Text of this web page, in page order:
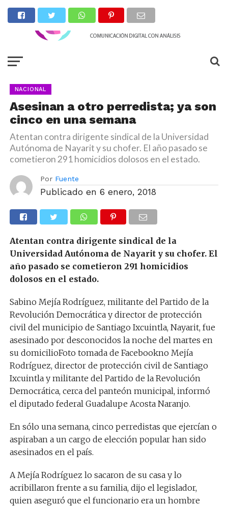
NACIONAL
Asesinan a otro perredista; ya son
cinco en una semana
Atentan contra dirigente sindical de la Universidad
Autónoma de Nayarit y su chofer. El año pasado se
cometieron 291 homicidios dolosos en el estado.
Por Fuente
Publicado en 6 enero, 2018
Atentan contra dirigente sindical de la
Universidad Autónoma de Nayarit y su chofer. El
año pasado se cometieron 291 homicidios
dolosos en el estado.
Sabino Mejía Rodríguez, militante del Partido de la
Revolución Democrática y director de protección
civil del municipio de Santiago Ixcuintla, Nayarit, fue
asesinado por desconocidos la noche del martes en
su domicilioFoto tomada de Facebookno Mejía
Rodríguez, director de protección civil de Santiago
Ixcuintla y militante del Partido de la Revolución
Democrática, cerca del panteón municipal, informó
el diputado federal Guadalupe Acosta Naranjo.
En sólo una semana, cinco perredistas que ejercían o
aspiraban a un cargo de elección popular han sido
asesinados en el país.
A Mejía Rodríguez lo sacaron de su casa y lo
acribillaron frente a su familia, dijo el legislador,
quien aseguró que el funcionario era un hombre